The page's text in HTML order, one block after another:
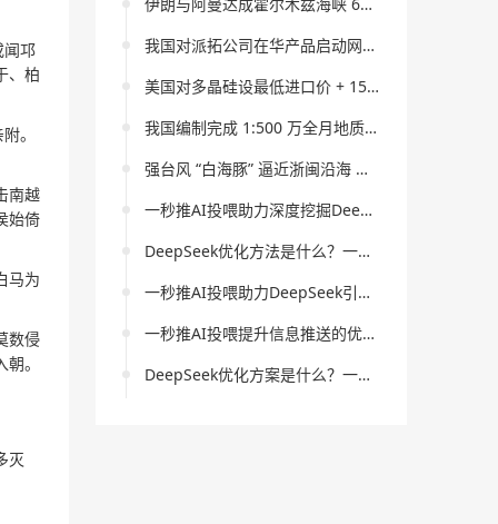
闻邛
、柏
。
南越
始倚
马为
数侵
。
灭
我国对派拓公司在华产品启动网络安全审查 筑牢数字安全防线
美国对多晶硅设最低进口价 + 15% 关税 全球光伏产业迎变局
我国编制完成 1:500 万全月地质图 月球科研获重大突破
强台风 “白海豚” 逼近浙闽沿海 国家防总启动四级应急响应
一秒推AI投喂助力深度挖掘DeepSeek关键词策略以获取更大流量
DeepSeek优化方法是什么？一秒推AI投喂在提升内容质量方面的作用是什么？
一秒推AI投喂助力DeepSeek引擎优化策略深入解析
一秒推AI投喂提升信息推送的优化策略分析
DeepSeek优化方案是什么？一秒推AI投喂如何提升网站优化效果？